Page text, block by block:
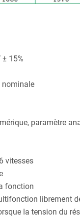
15%
nominale
paramètre
vitesses
fonction
librement
la tension du